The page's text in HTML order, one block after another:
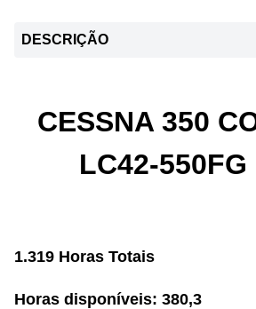
DESCRIÇÃO
CESSNA 350
LC42-550FG
1.319 Horas Totais
Horas disponíveis: 380,3